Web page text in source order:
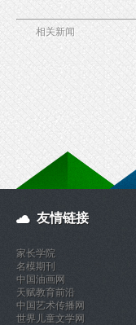
相关新闻
友情链接
家长学院
名模期刊
中国油画网
天赋教育前沿
中国艺术传播网
世界儿童文学网